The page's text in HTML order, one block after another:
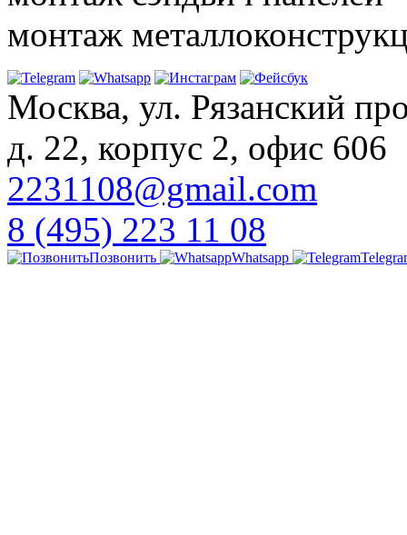
монтаж
Москва, ул. Рязанский
д. 22, корпус 2, офис 606
2231108@gmail.com
8 (495) 223 11 08
Позвонить Whatsapp